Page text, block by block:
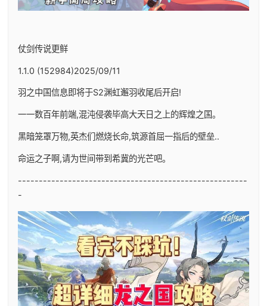
仗剑传说更鲜
1.1.0 (152984)2025/09/11
羽之中国信息即将于S2渊虹邂羽收尾后开启!
一一数百年前端,混沌侵袭毕高大天日之上的辉煌之国。
黑暗笼罩万物,英杰们燃烧长命,筑源首屈一指后的壁垒..
命运之子啊,请为世间带到希冀的光芒吧。
-------------------------------------------------------
-